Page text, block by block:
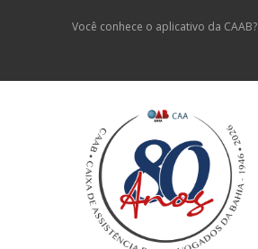
Você conhece o aplicativo da CAAB?